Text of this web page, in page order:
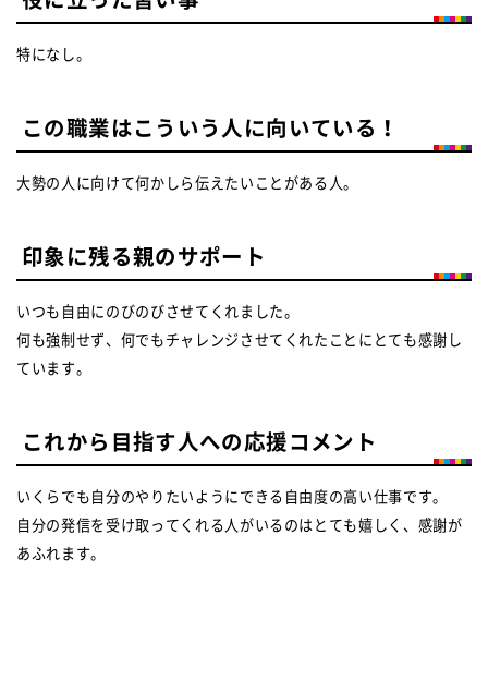
特になし。
この職業はこういう人に向いている！
大勢の人に向けて何かしら伝えたいことがある人。
印象に残る親のサポート
いつも自由にのびのびさせてくれました。
何も強制せず、何でもチャレンジさせてくれたことにとても感謝し
ています。
これから目指す人への応援コメント
いくらでも自分のやりたいようにできる自由度の高い仕事です。
自分の発信を受け取ってくれる人がいるのはとても嬉しく、感謝が
あふれます。